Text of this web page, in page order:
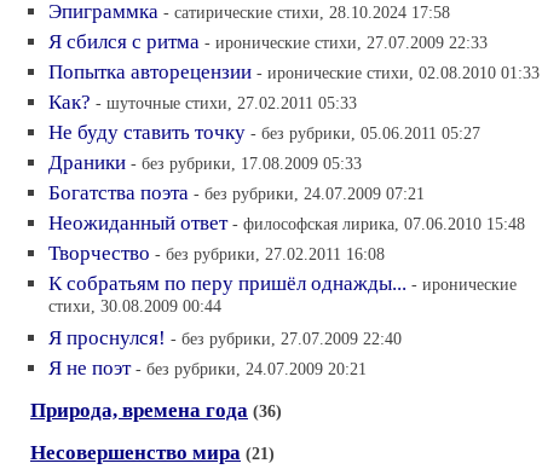
Эпиграммка - сатирические стихи, 28.10.2024 17:58
Я сбился с ритма - иронические стихи, 27.07.2009 22:33
Попытка авторецензии - иронические стихи, 02.08.2010 01:33
Как? - шуточные стихи, 27.02.2011 05:33
Не буду ставить точку - без рубрики, 05.06.2011 05:27
Драники - без рубрики, 17.08.2009 05:33
Богатства поэта - без рубрики, 24.07.2009 07:21
Неожиданный ответ - философская лирика, 07.06.2010 15:48
Творчество - без рубрики, 27.02.2011 16:08
К собратьям по перу пришёл однажды... - иронические
стихи, 30.08.2009 00:44
Я проснулся! - без рубрики, 27.07.2009 22:40
Я не поэт - без рубрики, 24.07.2009 20:21
Природа, времена года (36)
Несовершенство мира (21)